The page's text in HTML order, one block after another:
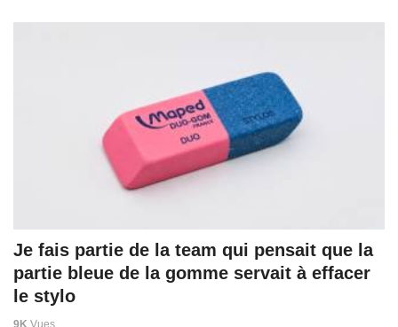
Je fais partie de la team qui pensait que la
partie bleue de la gomme servait à effacer
le stylo
9K Vues